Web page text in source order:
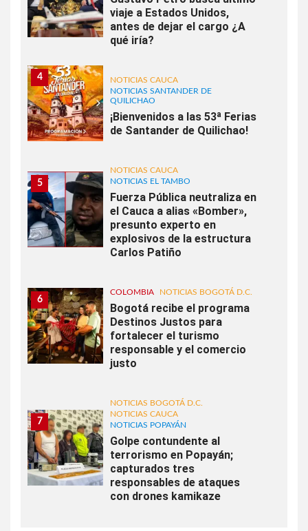
viaje a Estados Unidos,
antes de dejar el cargo ¿A
qué iría?
4
NOTICIAS CAUCA
NOTICIAS SANTANDER DE
QUILICHAO
¡Bienvenidos a las 53ª Ferias
de Santander de Quilichao!
5
NOTICIAS CAUCA
NOTICIAS EL TAMBO
Fuerza Pública neutraliza en
el Cauca a alias «Bomber»,
presunto experto en
explosivos de la estructura
Carlos Patiño
6
COLOMBIA NOTICIAS BOGOTÁ D.C.
Bogotá recibe el programa
Destinos Justos para
fortalecer el turismo
responsable y el comercio
justo
7
NOTICIAS BOGOTÁ D.C.
NOTICIAS CAUCA
NOTICIAS POPAYÁN
Golpe contundente al
terrorismo en Popayán;
capturados tres
responsables de ataques
con drones kamikaze